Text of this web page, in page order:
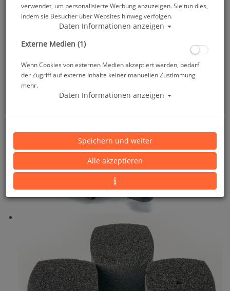
verwendet, um personalisierte Werbung anzuzeigen. Sie tun dies,
indem sie Besucher über Websites hinweg verfolgen.
Daten Informationen anzeigen
Externe Medien (1)
Wenn Cookies von externen Medien akzeptiert werden, bedarf
der Zugriff auf externe Inhalte keiner manuellen Zustimmung
mehr.
Daten Informationen anzeigen
Speichern und weiter
Alle akzeptieren